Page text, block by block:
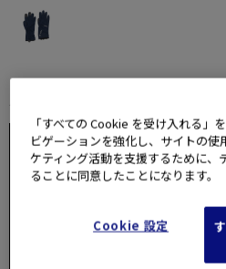
OM SYSTEM STORE販売価格
「すべての Cookie を受け入れる」
ビゲーションを強化し、サイトの
ケティング活動を支援するために、
ることに同意したことになります。
Cookie 設定